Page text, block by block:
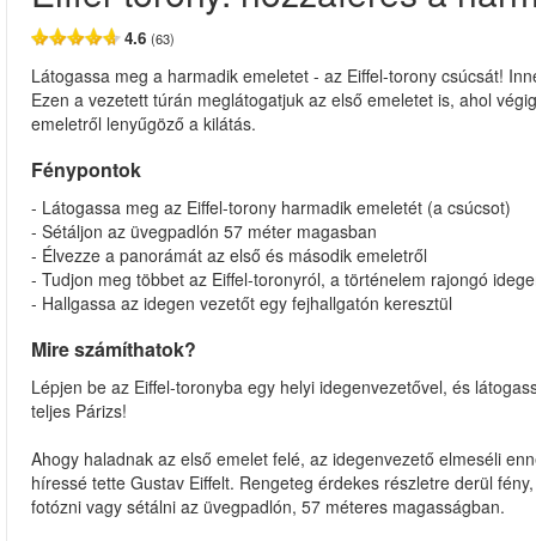
4.6 (63)
Látogassa meg a harmadik emeletet - az Eiffel-torony csúcsát!
Ezen a vezetett túrán meglátogatjuk az első emeletet is, ahol
emeletről lenyűgöző a kilátás.
Fénypontok
- Látogassa meg az Eiffel-torony harmadik emeletét (a csúcsot)
- Sétáljon az üvegpadlón 57 méter magasban
- Élvezze a panorámát az első és második emeletről
- Tudjon meg többet az Eiffel-toronyról, a történelem rajongó
- Hallgassa az idegen vezetőt egy fejhallgatón keresztül
Mire számíthatok?
Lépjen be az Eiffel-toronyba egy helyi idegenvezetővel, és
teljes Párizs!
Ahogy haladnak az első emelet felé, az idegenvezető elmeséli
híressé tette Gustav Eiffelt. Rengeteg érdekes részletre derül
fotózni vagy sétálni az üvegpadlón, 57 méteres magasságban.